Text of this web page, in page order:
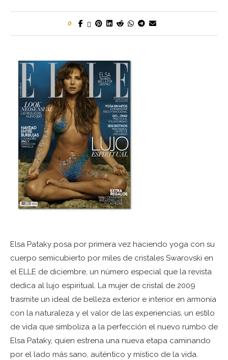
0
Elsa Pataky posa por primera vez haciendo yoga con su
cuerpo semicubierto por miles de cristales Swarovski en
el ELLE de diciembre, un número especial que la revista
dedica al lujo espiritual. La mujer de cristal de 2009
trasmite un ideal de belleza exterior e interior en armonía
con la naturaleza y el valor de las experiencias, un estilo
de vida que simboliza a la perfección el nuevo rumbo de
Elsa Pataky, quien estrena una nueva etapa caminando
por el lado más sano, auténtico y místico de la vida.